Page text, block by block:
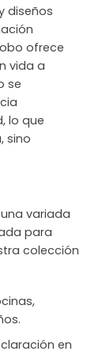
diseños
ofrece
vida a
se
lo que
sino
variada
para
colección
en